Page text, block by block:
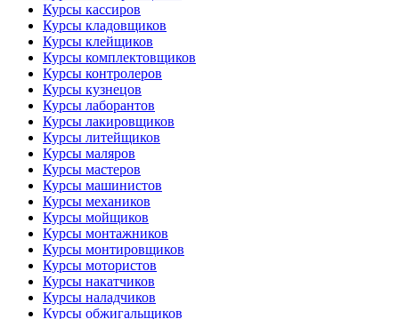
Курсы кассиров
Курсы кладовщиков
Курсы клейщиков
Курсы комплектовщиков
Курсы контролеров
Курсы кузнецов
Курсы лаборантов
Курсы лакировщиков
Курсы литейщиков
Курсы маляров
Курсы мастеров
Курсы машинистов
Курсы механиков
Курсы мойщиков
Курсы монтажников
Курсы монтировщиков
Курсы мотористов
Курсы накатчиков
Курсы наладчиков
Курсы обжигальщиков